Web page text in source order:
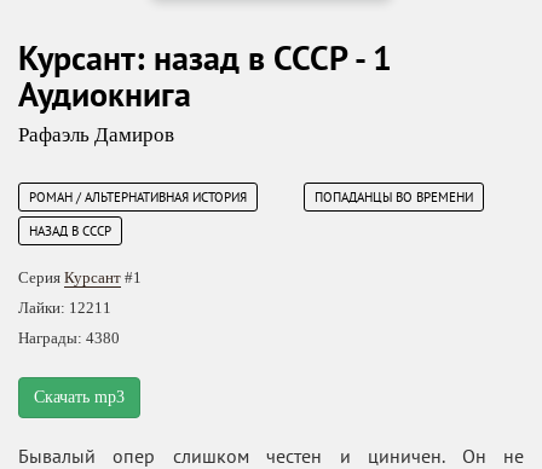
Курсант: назад в СССР - 1
Аудиокнига
Рафаэль Дамиров
РОМАН / АЛЬТЕРНАТИВНАЯ ИСТОРИЯ
ПОПАДАНЦЫ ВО ВРЕМЕНИ
НАЗАД В СССР
Серия Курсант #1
Лайки: 12211
Награды: 4380
Скачать mp3
Бывалый опер слишком честен и циничен. Он не